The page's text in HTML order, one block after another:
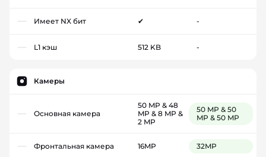
Имеет NX бит ✔ -
L1 кэш 512 KB -
Камеры
Основная камера
50 MP & 48
MP & 8 MP &
2 MP
50 MP & 50
MP & 50 MP
Фронтальная камера 16MP 32MP